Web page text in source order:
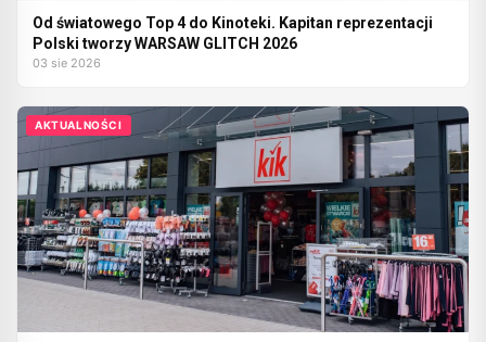
Od światowego Top 4 do Kinoteki. Kapitan reprezentacji
Polski tworzy WARSAW GLITCH 2026
03 sie 2026
AKTUALNOŚCI